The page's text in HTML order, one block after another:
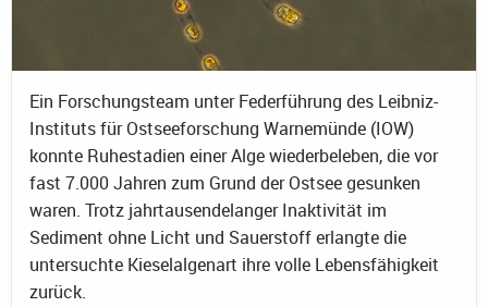
Ein Forschungsteam unter Federführung des Leibniz-
Instituts für Ostseeforschung Warnemünde (IOW)
konnte Ruhestadien einer Alge wiederbeleben, die vor
fast 7.000 Jahren zum Grund der Ostsee gesunken
waren. Trotz jahrtausendelanger Inaktivität im
Sediment ohne Licht und Sauerstoff erlangte die
untersuchte Kieselalgenart ihre volle Lebensfähigkeit
zurück.